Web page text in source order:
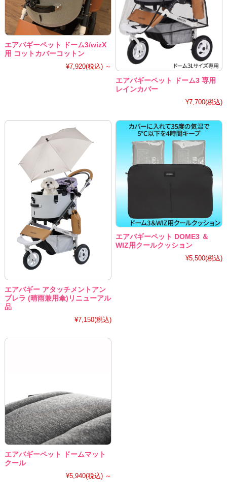
エアバギーペット ドーム3/wizX
用 コットカバーコットン
¥7,920(税込) ～
エアバギーペット ドーム3 専用
レインカバー
¥7,700(税込)
エアバギー アタッチメントアン
ブレラ (晴雨兼用傘)リニューアル
品
¥7,150(税込)
エアバギーペット DOME3 ＆
WIZ用クールクッション
¥5,500(税込)
エアバギーペット ドームマット
クール
¥5,940(税込) ～